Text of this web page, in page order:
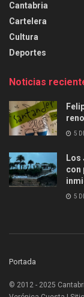
Cantabria
Cartelera
Cultura
Deportes
Noticias
5
Los
con
5
Portada
© 2012 - 2025